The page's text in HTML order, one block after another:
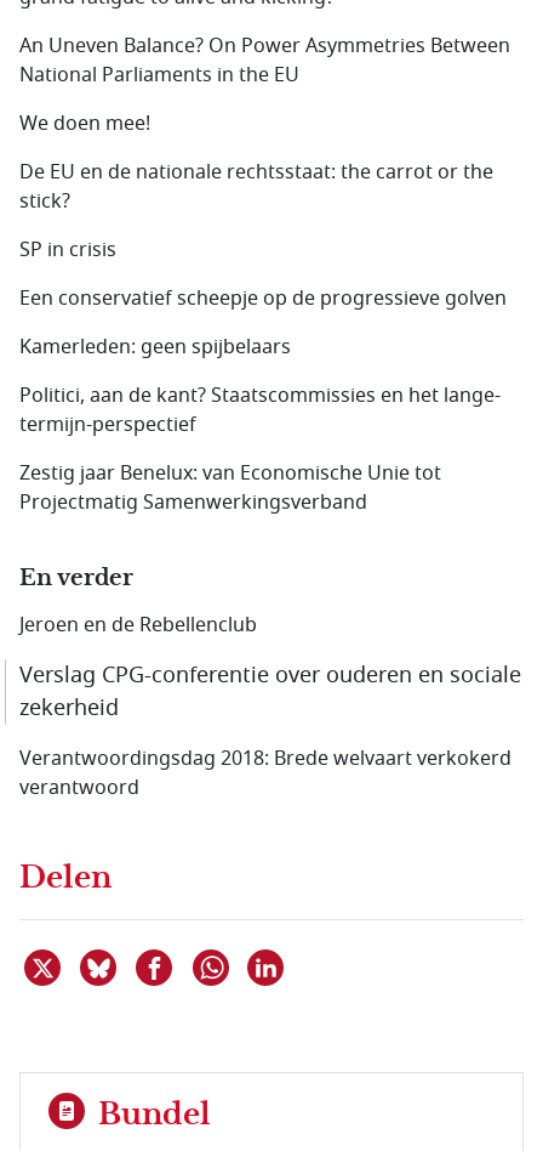
An Uneven Balance? On Power Asymmetries Between
National Parliaments in the EU
We doen mee!
De EU en de nationale rechtsstaat: the carrot or the
stick?
SP in crisis
Een conservatief scheepje op de progressieve golven
Kamerleden: geen spijbelaars
Politici, aan de kant? Staatscommissies en het lange-
termijn-perspectief
Zestig jaar Benelux: van Economische Unie tot
Projectmatig Samenwerkingsverband
En verder
Jeroen en de Rebellenclub
Verslag CPG-conferentie over ouderen en sociale
zekerheid
Verantwoordingsdag 2018: Brede welvaart verkokerd
verantwoord
Delen
Deel dit item op X
Deel dit item op Bluesky
Deel dit item op Facebook
Delen via WhatsApp
Bundel